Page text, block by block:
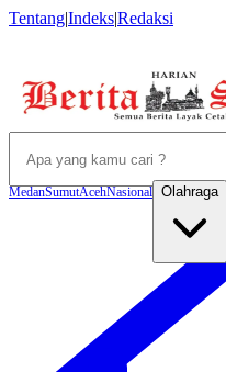
Tentang|Indeks|Redaksi
MedanSumutAcehNasional Olahraga